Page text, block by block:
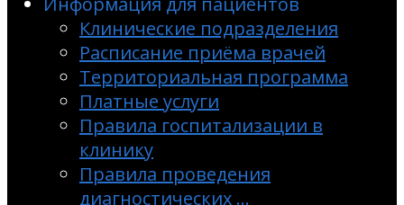
Клинические подразделения
Расписание приёма врачей
Территориальная программа
Платные услуги
Правила госпитализации в
клинику
Правила проведения
диагностических …